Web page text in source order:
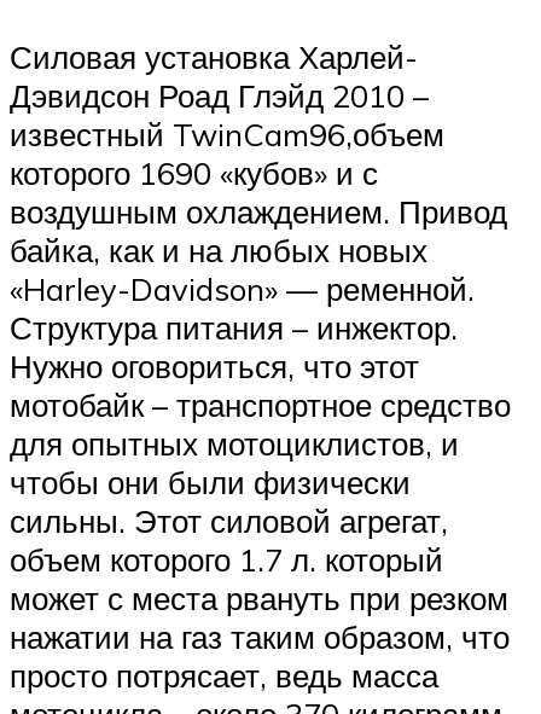
Силовая установка Харлей-
Дэвидсон Роад Глэйд 2010 –
известный TwinCam96,объем
которого 1690 «кубов» и с
воздушным охлаждением. Привод
байка, как и на любых новых
«Harley-Davidson» — ременной.
Структура питания – инжектор.
Нужно оговориться, что этот
мотобайк – транспортное средство
для опытных мотоциклистов, и
чтобы они были физически
сильны. Этот силовой агрегат,
объем которого 1.7 л. который
может с места рвануть при резком
нажатии на газ таким образом, что
просто потрясает, ведь масса